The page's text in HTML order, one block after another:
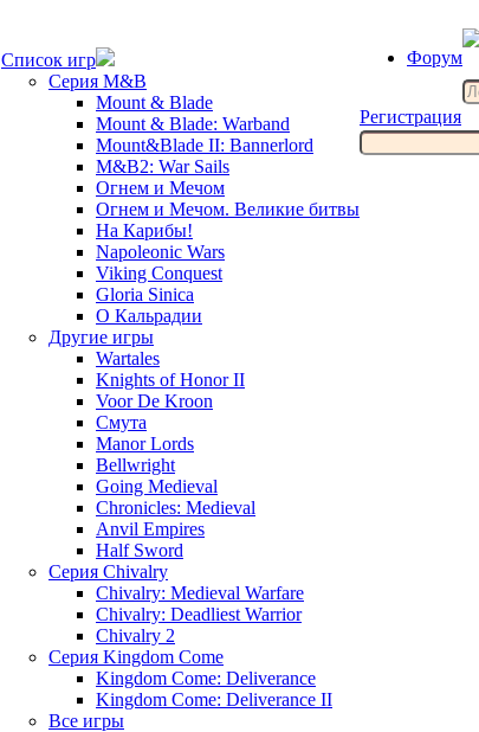
Список игр
Серия M&B
Mount & Blade
Mount & Blade: Warband
Mount&Blade II: Bannerlord
M&B2: War Sails
Огнем и Мечом
Огнем и Мечом. Великие битвы
На Карибы!
Napoleonic Wars
Viking Conquest
Gloria Sinica
О Кальрадии
Другие игры
Wartales
Knights of Honor II
Voor De Kroon
Смута
Manor Lords
Bellwright
Going Medieval
Chronicles: Medieval
Anvil Empires
Half Sword
Серия Chivalry
Chivalry: Medieval Warfare
Chivalry: Deadliest Warrior
Chivalry 2
Серия Kingdom Come
Kingdom Come: Deliverance
Kingdom Come: Deliverance II
Все игры
Форум
Регистрация